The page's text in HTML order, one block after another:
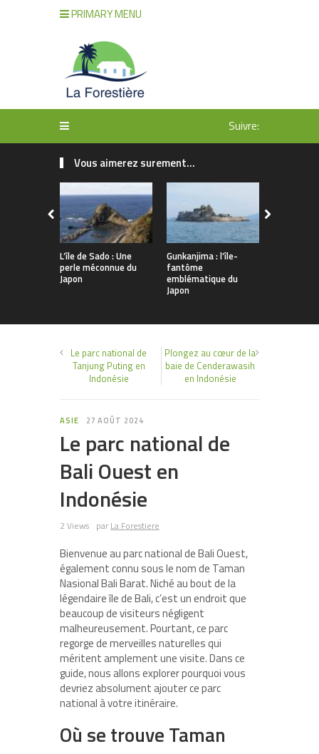
PRIMARY MENU
Suivre:
Vous aimerez surement...
L’île de Sado : Une
perle méconnue du
Japon
Gunkanjima : l’île-
fantôme
emblématique du
Japon
Le parc national de
Tanjung Puting en
Indonésie
Plongez au cœur de la
baie de Cenderawasih
en Indonésie
ASIE 27 AOÛT 2024
Le parc national de
Bali Ouest en
Indonésie
2 Views par La Forestiere
Bienvenue au parc national de Bali Ouest,
également connu sous le nom de Taman
Nasional Bali Barat. Niché au bout de la
légendaire île de Bali, c’est un endroit que
beaucoup de visiteurs négligent
malheureusement. Pourtant, ce parc
regorge de merveilles naturelles qui
méritent amplement une visite. Dans ce
guide, nous allons explorer pourquoi vous
devriez absolument ajouter ce parc
national à votre itinéraire.
Où se trouve Taman